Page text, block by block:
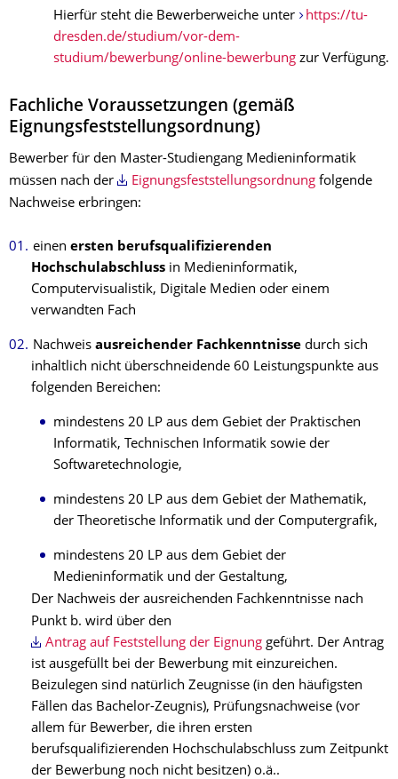
Hierfür steht die Bewerberweiche unter
https://tu-
dresden.de/studium/vor-dem-
studium/bewerbung/online-bewerbung zur Verfügung.
Fachliche Voraussetzungen (gemäß
Eignungsfeststellungsordnung)
Bewerber für den Master-Studiengang Medieninformatik
müssen nach der
Eignungsfeststellungsordnungfolgende
Nachweise erbringen:
einen ersten berufsqualifizierenden
Hochschulabschluss in Medieninformatik,
Computervisualistik, Digitale Medien oder einem
verwandten Fach
Nachweis ausreichender Fachkenntnisse durch sich
inhaltlich nicht überschneidende 60 Leistungspunkte aus
folgenden Bereichen:
mindestens 20 LP aus dem Gebiet der Praktischen
Informatik, Technischen Informatik sowie der
Softwaretechnologie,
mindestens 20 LP aus dem Gebiet der Mathematik,
der Theoretische Informatik und der Computergrafik,
mindestens 20 LP aus dem Gebiet der
Medieninformatik und der Gestaltung,
Der Nachweis der ausreichenden Fachkenntnisse nach
Punkt b. wird über den
Antrag auf Feststellung der Eignunggeführt. Der Antrag
ist ausgefüllt bei der Bewerbung mit einzureichen.
Beizulegen sind natürlich Zeugnisse (in den häufigsten
Fällen das Bachelor-Zeugnis), Prüfungsnachweise (vor
allem für Bewerber, die ihren ersten
berufsqualifizierenden Hochschulabschluss zum Zeitpunkt
der Bewerbung noch nicht besitzen) o.ä..